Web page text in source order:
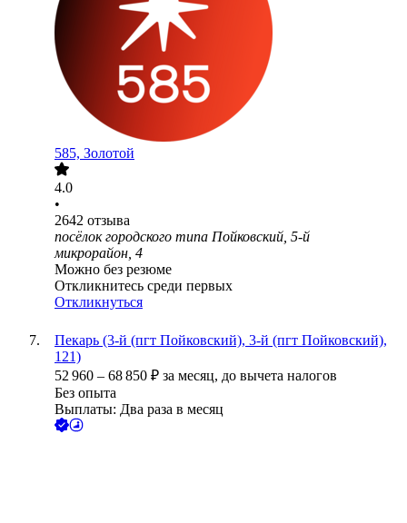
585, Золотой
4.0
•
2642 отзыва
посёлок городского типа Пойковский, 5-й
микрорайон, 4
Можно без резюме
Откликнитесь среди первых
Откликнуться
Пекарь (3-й (пгт Пойковский), 3-й (пгт Пойковский),
121)
52 960 – 68 850 ₽ за месяц, до вычета налогов
Без опыта
Выплаты: Два раза в месяц